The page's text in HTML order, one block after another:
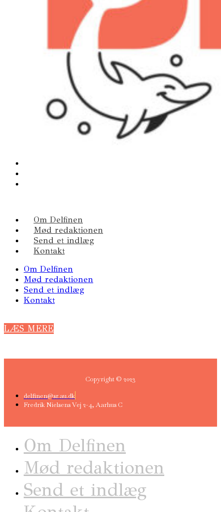
Om Delfinen
Mød redaktionen
Send et indlæg
Kontakt
Om Delfinen
Mød redaktionen
Send et indlæg
Kontakt
LÆS MERE
Copyright © 2023
delfinen@sr.au.dk
Fredrik Nielsens Vej 2-4, Aarhus C
Om Delfinen
Mød redaktionen
Send et indlæg